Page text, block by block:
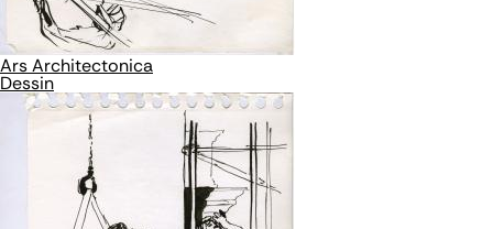
Ars Architectonica
Dessin